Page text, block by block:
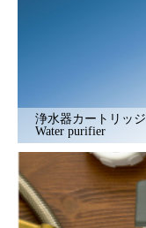
浄水器カートリッジ
Water purifier